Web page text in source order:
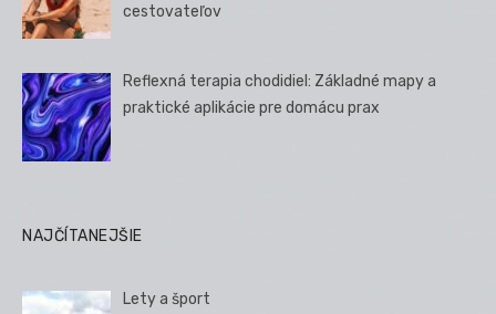
cestovateľov
Reflexná terapia chodidiel: Základné mapy a
praktické aplikácie pre domácu prax
NAJČÍTANEJŠIE
Lety a šport